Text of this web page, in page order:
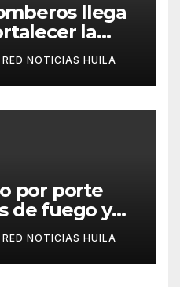
llega
la
del niño
RED NOTICIAS HUILA
por porte
de fuego y
RED NOTICIAS HUILA